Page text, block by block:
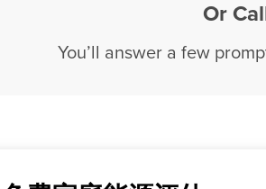
Or
You’ll answer a few